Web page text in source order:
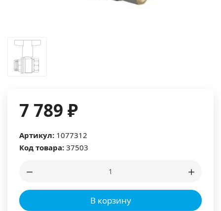
7 789 ₽
Артикул: 1077312
Код товара: 37503
В корзину